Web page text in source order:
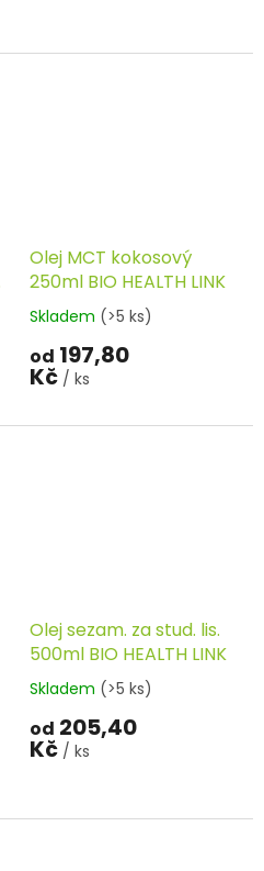
Olej MCT kokosový
250ml BIO HEALTH LINK
Skladem (>5 ks)
od 197,80
Kč / ks
Olej sezam. za stud. lis.
500ml BIO HEALTH LINK
Skladem (>5 ks)
od 205,40
Kč / ks